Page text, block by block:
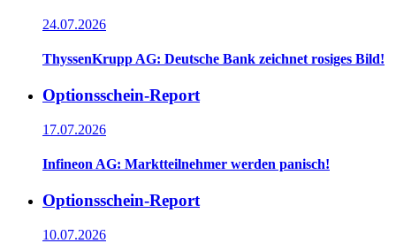
24.07.2026
ThyssenKrupp AG: Deutsche Bank zeichnet rosiges Bild!
Optionsschein-Report
17.07.2026
Infineon AG: Marktteilnehmer werden panisch!
Optionsschein-Report
10.07.2026